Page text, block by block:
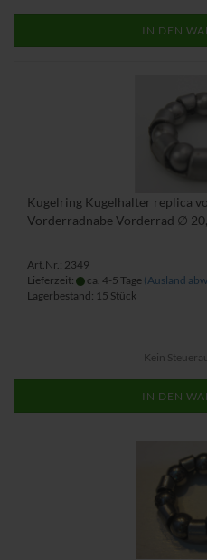
IN DEN
Kugelring Kugelhalter replica
Vorderradnabe Vorderrad ∅
Art.Nr.: 2349
Lieferzeit:
ca. 4-5 Tage (Ausland
Lagerbestand: 15 Stück
Kein
IN DEN